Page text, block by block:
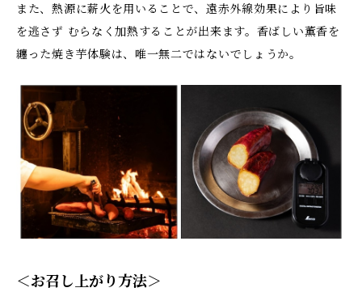
また、熱源に薪火を用いることで、遠赤外線効果により旨味
を逃さず むらなく加熱することが出来ます。香ばしい薫香を
纏った焼き芋体験は、唯一無二ではないでしょうか。
＜お召し上がり方法＞